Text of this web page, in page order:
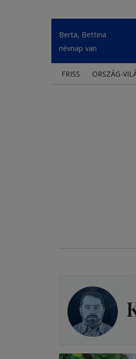
Berta, Bettina
névnap van
FRISS ORSZÁG-